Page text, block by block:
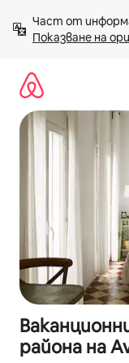
към
съдържанието
Показване на
района на